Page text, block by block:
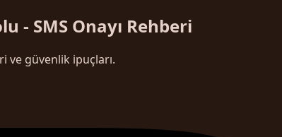
- SMS Onayı Rehberi
ve güvenlik ipuçları.